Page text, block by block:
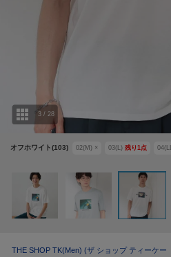
オフホワイト(103) 02(M) × 03(L) 残り 1 点
3 / 28
THE SHOP TK(Men) (ザ ショップ ティーケー